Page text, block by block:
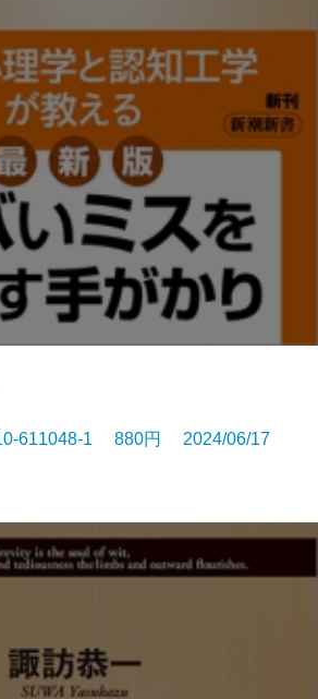
611048-1 880円 2024/06/17